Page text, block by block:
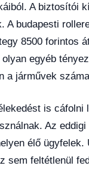
A biztosítói
A budapesti
8500 forintos
egyéb
a járművek
is
Az
élő
sem feltétlenül